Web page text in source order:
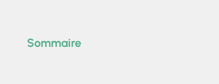
Sommaire